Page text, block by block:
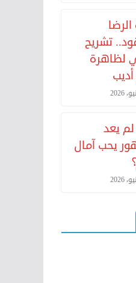
تشريح
لظاهرة
لم يعد
يحب آمال